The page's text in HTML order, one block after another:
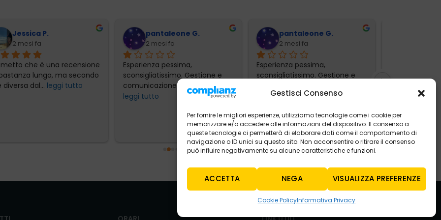
Gestisci Consenso
Per fornire le migliori esperienze, utilizziamo tecnologie come i cookie per
memorizzare e/o accedere alle informazioni del dispositivo. Il consenso a
queste tecnologie ci permetterà di elaborare dati come il comportamento di
navigazione o ID unici su questo sito. Non acconsentire o ritirare il consenso
può influire negativamente su alcune caratteristiche e funzioni.
ACCETTA NEGA VISUALIZZA PREFERENZE
Cookie PolicyInformativa Privacy
Jessica P.
2 mesi fa
che è una recensione
lunga, ma secondo
diversa dal... leggi tutto
pantaleone G.
2 mesi fa
Esperienza pessima,
sconsigliatissimo. Gestione e
comunicazione totalmente
leggi tutto
pantaleone G.
2 mesi fa
Esperienza pessima,
sconsigliatissimo. Gestione e
leggi tutto
Mercogliano